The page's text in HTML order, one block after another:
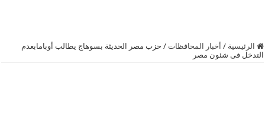
الرئيسية / أخبار المحافظات / حزب مصر الحديثة بسوهاج يطالب أوبامابعدم
التدخل فى شئون مصر